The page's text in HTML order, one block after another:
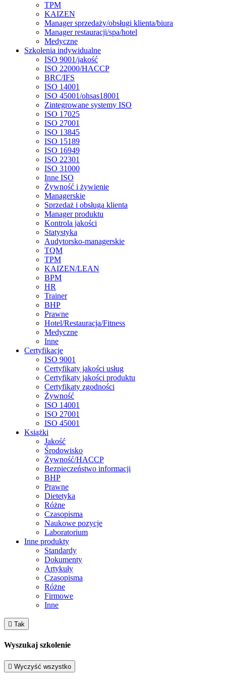
TPM
KAIZEN
Manager sprzedaży/obsługi klienta/biura
Manager restauracji/spa/hotel
Medyczne
Szkolenia indywidualne
ISO 9001/jakość
ISO 22000/HACCP
BRC/IFS
ISO 14001
ISO 45001/ohsas18001
Zintegrowane systemy ISO
ISO 17025
ISO 27001
ISO 13845
ISO 15189
ISO 16949
ISO 22301
ISO 31000
Inne ISO
Żywność i żywienie
Managerskie
Sprzedaż i obsługa klienta
Manager produktu
Kontrola jakości
Statystyka
Audytorsko-managerskie
TQM
TPM
KAIZEN/LEAN
BPM
HR
Trainer
BHP
Prawne
Hotel/Restauracja/Fitness
Medyczne
Inne
Certyfikacje
ISO 9001
Certyfikaty jakości usług
Certyfikaty jakości produktu
Certyfikaty zgodności
Żywność
ISO 14001
ISO 27001
ISO 45001
Książki
Jakość
Środowisko
Żywność/HACCP
Bezpieczeństwo informacji
BHP
Prawne
Dietetyka
Różne
Czasopisma
Naukowe pozycje
Laboratorium
Inne produkty
Standardy
Dokumenty
Artykuły
Czasopisma
Różne
Firmowe
Inne
 Tak
Wyszukaj szkolenie
 Wyczyść wszystko